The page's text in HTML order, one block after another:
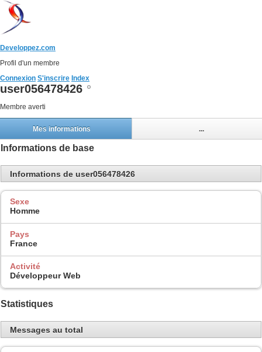
Developpez.com
Profil d'un membre
Connexion S'inscrire Index
user056478426
Membre averti
Mes informations ...
Informations de base
Informations de user056478426
Sexe
Homme
Pays
France
Activité
Développeur Web
Statistiques
Messages au total